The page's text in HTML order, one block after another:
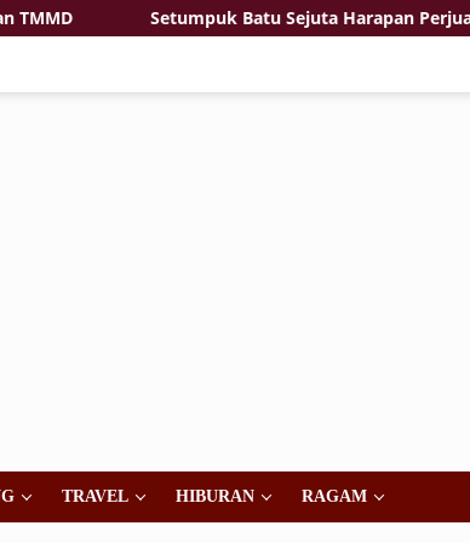
Setumpuk Batu Sejuta Harapan
TRAVEL HIBURAN RAGAM